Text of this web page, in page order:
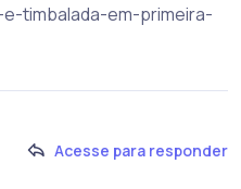
timbalada-em-primeira-
Acesse para responder